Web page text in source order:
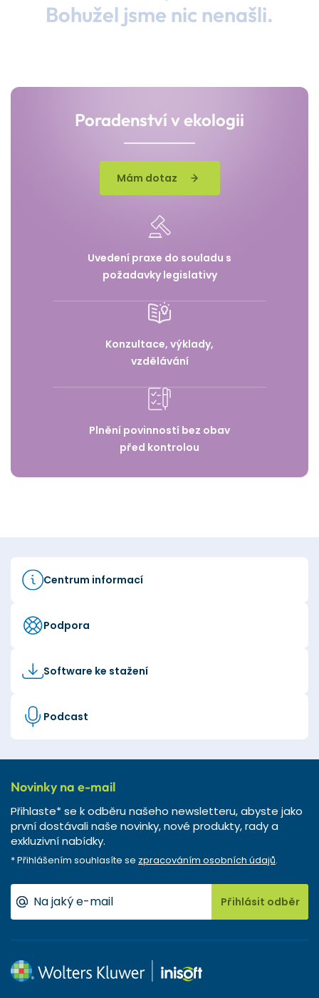
Bohužel jsme nic nenašli.
Poradenství v ekologii
Mám dotaz
Uvedení praxe do souladu s
požadavky legislativy
Konzultace, výklady,
vzdělávání
Plnění povinností bez obav
před kontrolou
Centrum informací
Podpora
Software ke stažení
Podcast
Novinky na e-mail
Přihlaste* se k odběru našeho newsletteru, abyste jako
první dostávali naše novinky, nové produkty, rady a
exkluzivní nabídky.
* Přihlášením souhlasíte se zpracováním osobních údajů.
Přihlásit odběr